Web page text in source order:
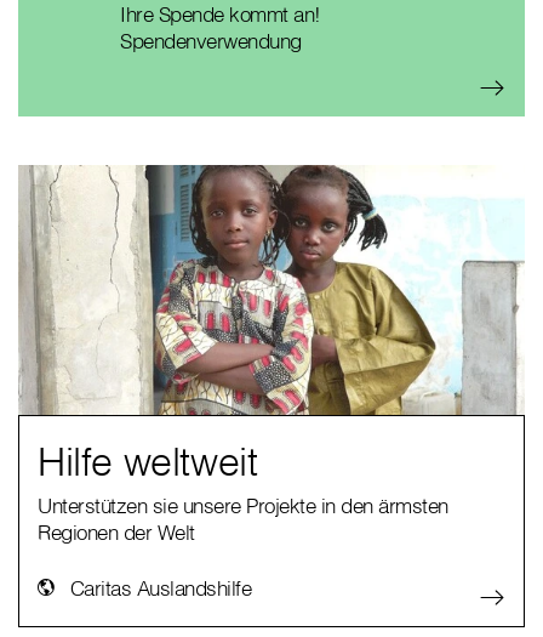
Ihre Spende kommt an!
Spendenverwendung
Hilfe weltweit
Unterstützen sie unsere Projekte in den ärmsten
Regionen der Welt
Caritas Auslandshilfe